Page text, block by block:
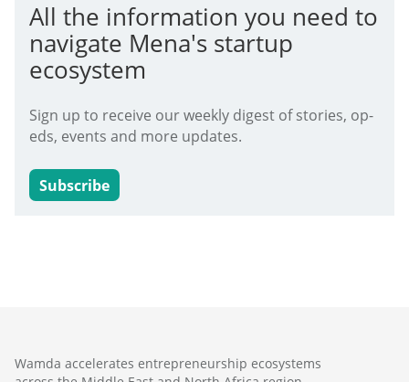
All the information you need to
navigate Mena's startup
ecosystem
Sign up to receive our weekly digest of stories, op-
eds, events and more updates.
Subscribe
Wamda accelerates entrepreneurship ecosystems